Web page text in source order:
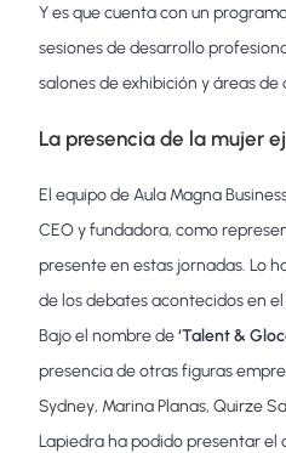
Y es que cuenta con un
sesiones de desarrollo
salones de exhibición y áreas
La presencia de la mujer
El equipo de Aula Magna
CEO y fundadora, como
presente en estas jornadas. Lo
de los debates acontecidos en
Bajo el nombre de‘Talent &
presencia de otras figuras
Sydney, Marina Planas,Quirze
Lapiedra ha podido presentar el